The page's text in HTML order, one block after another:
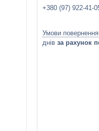
+380 (97) 922-41-
днів за рахунок